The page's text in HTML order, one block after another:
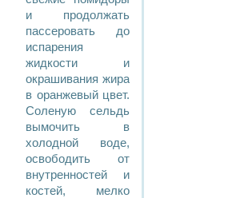
и продолжать
пассеровать до
испарения
жидкости и
окрашивания жира
в оранжевый цвет.
Соленую сельдь
вымочить в
холодной воде,
освободить от
внутренностей и
костей, мелко